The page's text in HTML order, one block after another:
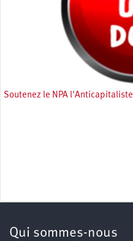
Soutenez le NPA l'Anticapitaliste
Qui sommes-nous